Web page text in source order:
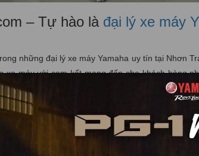
– Tự hào là đại lý xe máy
những đại lý xe máy Yamaha uy tín tại Nhơn
xe máy với cam kết mang đến cho khách hàng
mua sắm xe máy Yamaha chính hãng, mà còn
từng giao dịch. Với đội ngũ nhân viên giàu kinh
hàng về mọi khía cạnh của sản phẩm.